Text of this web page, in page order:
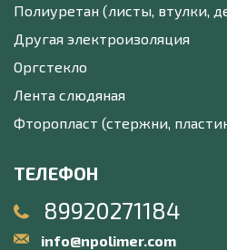
Полиуретан (листы, втулки,
Другая электроизоляция
Оргстекло
Лента слюдяная
Фторопласт (стержни,
ТЕЛЕФОН
89920271184
info@npolimer.com